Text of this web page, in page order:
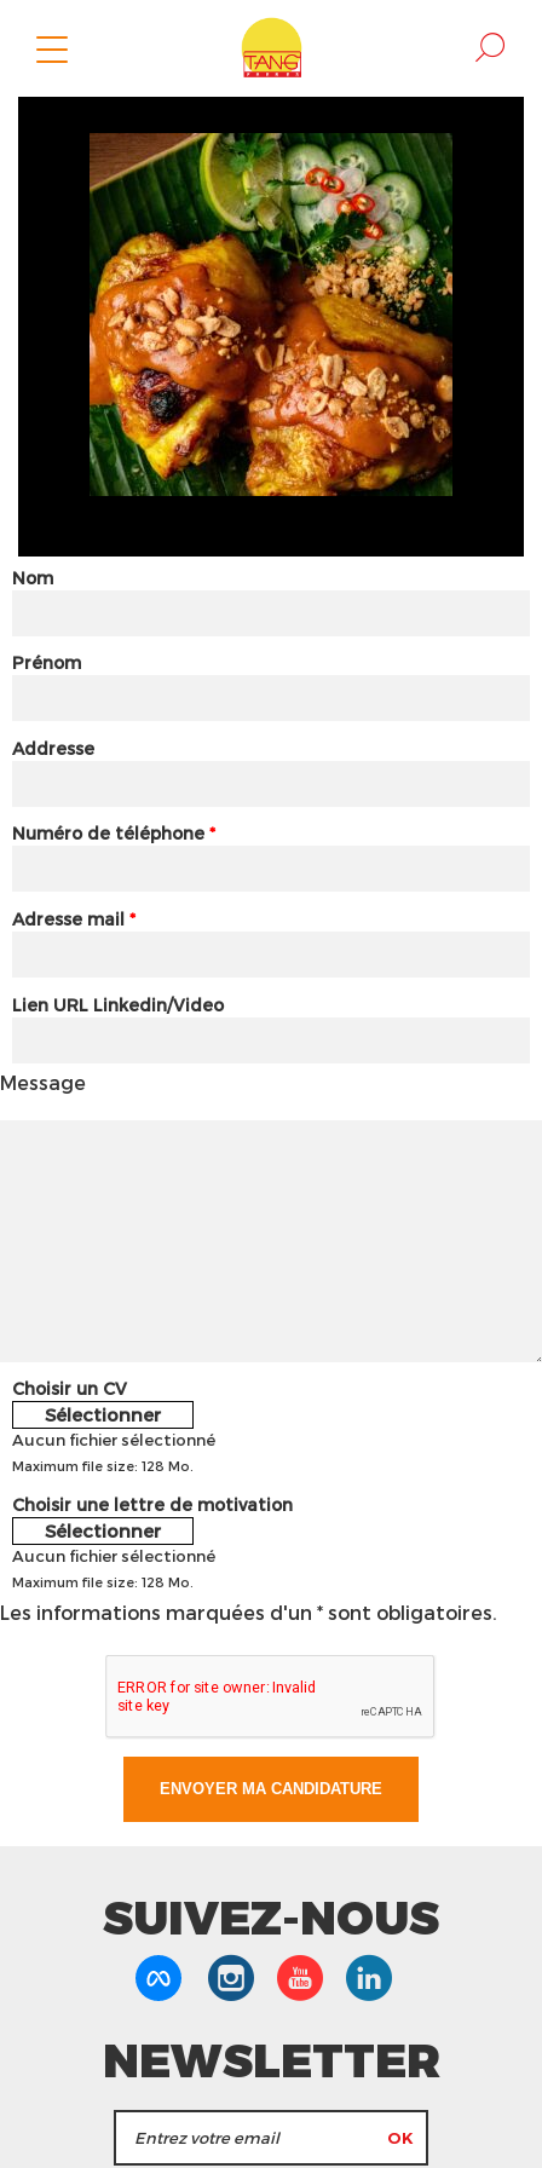
Nom
Prénom
Addresse
Numéro de téléphone *
Adresse mail *
Lien URL Linkedin/Video
Message
Choisir un CV
Sélectionner
Aucun fichier sélectionné
Maximum file size: 128 Mo.
Choisir une lettre de motivation
Sélectionner
Aucun fichier sélectionné
Maximum file size: 128 Mo.
Les informations marquées d'un * sont obligatoires.
SUIVEZ-NOUS
NEWSLETTER